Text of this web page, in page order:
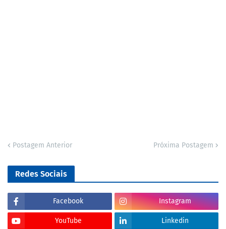
Postagem Anterior Próxima Postagem
Redes Sociais
Facebook Instagram
YouTube Linkedin